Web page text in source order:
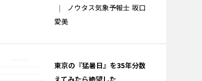
ノウタス気象予報士 坂口
愛美
東京の『猛暑日』を35年分数